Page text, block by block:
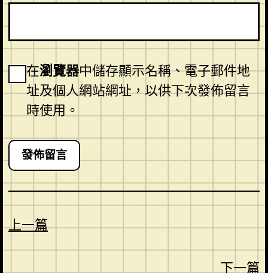
在瀏覽器中儲存顯示名稱、電子郵件地
址及個人網站網址，以供下次發佈留言
時使用。
上一篇
下一篇